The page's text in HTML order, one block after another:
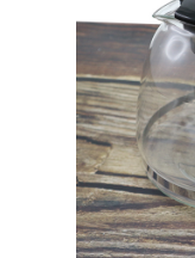
【注意事項】
１．透過由恩沛科技股份
易，需依本服務之必要範
權轉讓予恩沛科技股份有
２．關於個人資料處理事
https://aftee.tw/terms/
３．未成年的使用者請
「AFTEE先享後付」，
４．使用「AFTEE先享
時審查核予不同之上限額